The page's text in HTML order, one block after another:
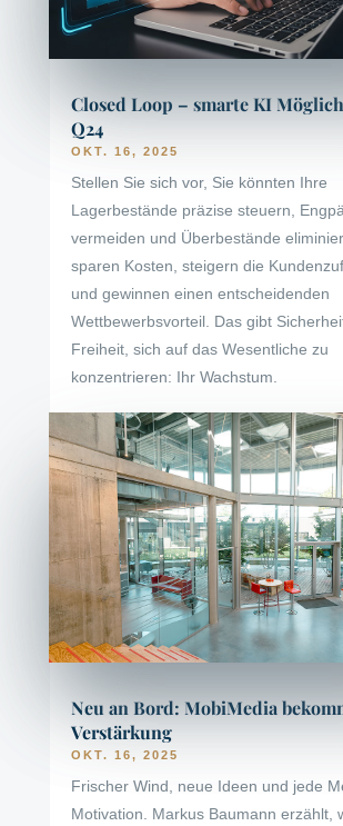
Closed Loop – smarte KI
Q24
OKT. 16, 2025
Stellen Sie sich vor, Sie könnten Ihre
Lagerbestände präzise steuern,
vermeiden und Überbestände
sparen Kosten, steigern die
und gewinnen einen entscheidenden
Wettbewerbsvorteil. Das gibt
Freiheit, sich auf das Wesentliche zu
konzentrieren: Ihr Wachstum.
Neu an Bord: MobiMedia
Verstärkung
OKT. 16, 2025
Frischer Wind, neue Ideen und jede
Motivation. Markus Baumann erzählt,